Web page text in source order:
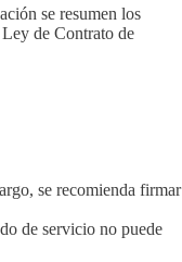
se resumen los
de Contrato de
se recomienda firmar
de servicio no puede